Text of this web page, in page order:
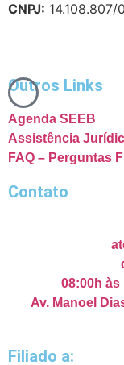
CNPJ: 14.108.807/
Outros Links
Agenda SEEB
Assistência
FAQ – Perguntas
Contato
08:00h às
Av. Manoel
Filiado a: